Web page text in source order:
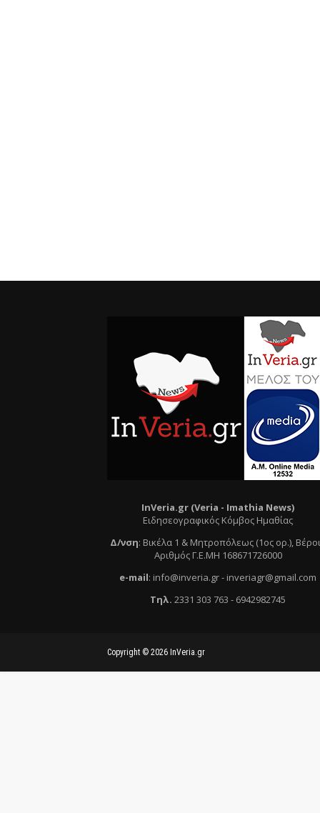
InVeria.gr (Veria - Ιmathia News)
Ειδησεογραφικός Κόμβος Ημαθίας
Δ/νση: Βικέλα 1 & Μητροπόλεως (1ος ορ.),
Αριθμός Γ.Ε.ΜΗ 168671726000
e-mail: info@inveria.gr- inveriagr@gmail.com
Τηλ. 2331 303 763 - 6942982745
Copyright © 2026 InVeria.gr